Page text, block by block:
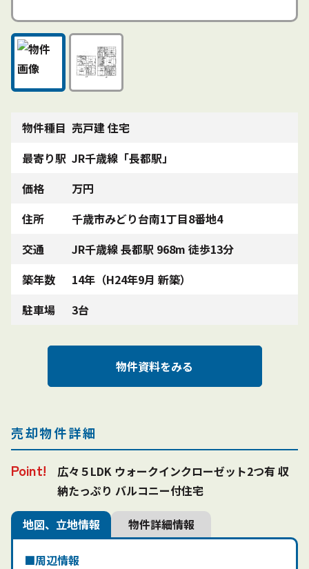
物件種目 売戸建 住宅
最寄り駅 JR千歳線「長都駅」
価格
万円
住所
千歳市みどり台南1丁目8番地4
交通
JR千歳線 長都駅 968m 徒歩13分
築年数
14年（H24年9月 新築）
駐車場
3台
物件資料をみる
売却物件詳細
広々５LDK ウォークインクローゼット2つ有 収
納たっぷり バルコニー付住宅
地図、立地情報 物件詳細情報
周辺情報